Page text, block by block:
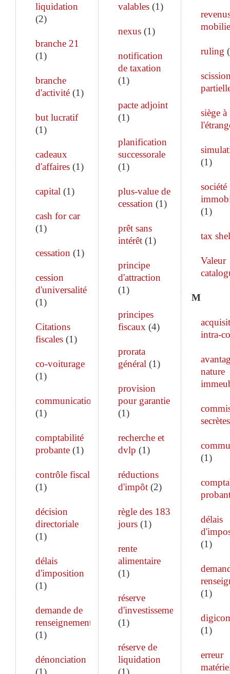
liquidation
(2)
branche 21
(1)
branche
d'activité (1)
but lucratif
(1)
cadeaux
d'affaires (1)
capital (1)
cash for car
(1)
cessation (1)
cession
d'universalité
(1)
Citations
fiscales (1)
co-voiturage
(1)
communication
(1)
comptabilité
probante (1)
contrôle fiscal
(1)
décision
directoriale
(1)
délais
d'imposition
(1)
demande de
renseignements
(1)
dénonciation
(1)
valables(1)
nexus(1)
notification
de taxation
(1)
pacte adjoint
(1)
planification
successorale
(1)
plus-value de
cessation (1)
prêt sans
intérêt(1)
principe
d'attraction
(1)
principes
fiscaux (4)
prorata
général (1)
provision
pour garantie
(1)
recherche et
dvlp (1)
réductions
d'impôt(2)
règle des 183
jours(1)
rente
alimentaire
(1)
réserve
d'investissement
(1)
réserve de
liquidation
(1)
ruling (
siège à
(1)
société
(1)
tax
Valeur
M
intra-
nature
secrètes
(1)
délais
(1)
(1)
(1)
erreur